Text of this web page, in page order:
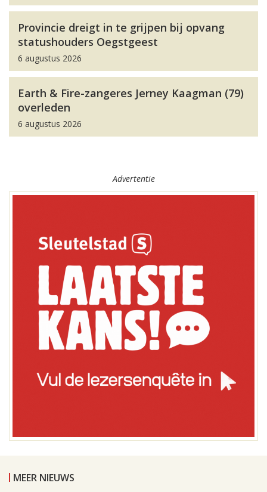
Provincie dreigt in te grijpen bij opvang
statushouders Oegstgeest
6 augustus 2026
Earth & Fire-zangeres Jerney Kaagman (79)
overleden
6 augustus 2026
Advertentie
MEER NIEUWS